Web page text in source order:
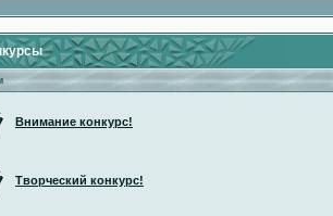
Внимание конкурс!
Творческий конкурс!